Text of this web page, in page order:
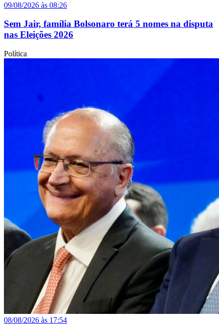
09/08/2026 às 08:26
Sem Jair, família Bolsonaro terá 5 nomes na disputa
nas Eleições 2026
Política
08/08/2026 às 17:54